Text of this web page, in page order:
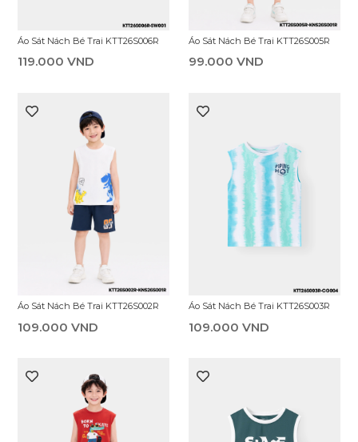
Áo Sát Nách Bé Trai KTT26S006R
119.000 VND
Áo Sát Nách Bé Trai KTT26S005R
99.000 VND
Áo Sát Nách Bé Trai KTT26S002R
109.000 VND
Áo Sát Nách Bé Trai KTT26S003R
109.000 VND